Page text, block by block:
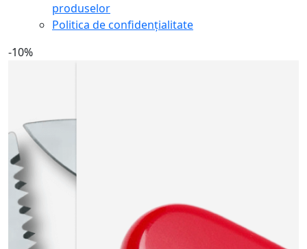
produselor
Politica de confidențialitate
-10%